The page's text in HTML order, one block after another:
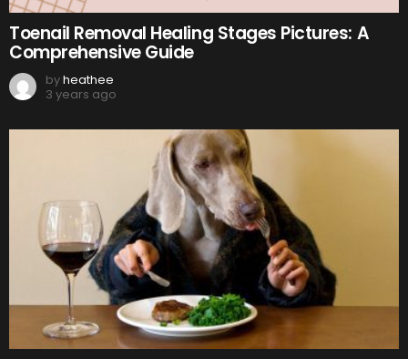
Toenail Removal Healing Stages Pictures: A
Comprehensive Guide
byheathee
3 years ago